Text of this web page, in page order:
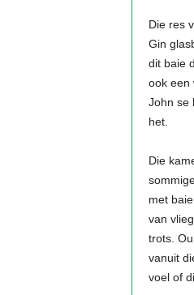
Die res
Gin
dit baie
ook een
John se
het.
Die
met
van
trots.
vanuit
voel of